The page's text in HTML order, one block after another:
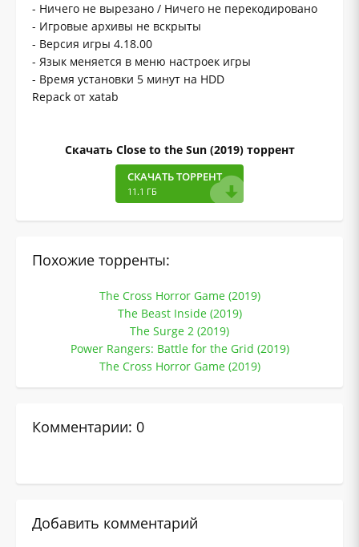
- Ничего не вырезано / Ничего не перекодировано
- Игровые архивы не вскрыты
- Версия игры 4.18.00
- Язык меняется в меню настроек игры
- Время установки 5 минут на HDD
Repack от xatab
Скачать Close to the Sun (2019) торрент
СКАЧАТЬ ТОРРЕНТ
11.1 ГБ
Похожие торренты:
The Cross Horror Game (2019)
The Beast Inside (2019)
The Surge 2 (2019)
Power Rangers: Battle for the Grid (2019)
The Cross Horror Game (2019)
Комментарии: 0
Добавить комментарий